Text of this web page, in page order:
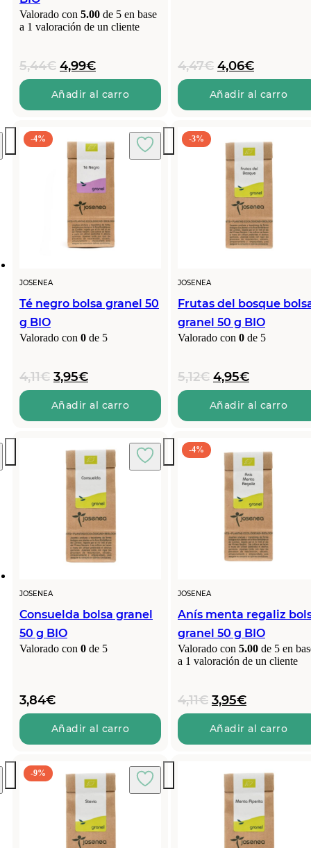
Valorado con 5.00 de 5 en base
a 1 valoración de un cliente
5,44€ El
precio
original
era:
4,99€El
precio
actual
es:
Añadir al carro
4,47€ El
precio
original
era:
4,06€El
precio
actual
es:
Añadir al carro
-4%
JOSENEA
Té negro bolsa granel 50
g BIO
Valorado con 0 de 5
4,11€ El
precio
original
era:
3,95€El
precio
actual
es:
Añadir al carro
-3%
JOSENEA
Frutas del bosque
granel 50 g BIO
Valorado con 0 de 5
5,12€ El
precio
original
era:
4,95€El
precio
actual
es:
Añadir al carro
JOSENEA
Consuelda bolsa granel
50 g BIO
Valorado con 0 de 5
3,84€
Añadir al carro
-4%
JOSENEA
Anís menta regaliz
granel 50 g BIO
Valorado con 5.00 de 5 en
a 1 valoración de un cliente
4,11€ El
precio
original
era:
3,95€El
precio
actual
es:
Añadir al carro
-9%